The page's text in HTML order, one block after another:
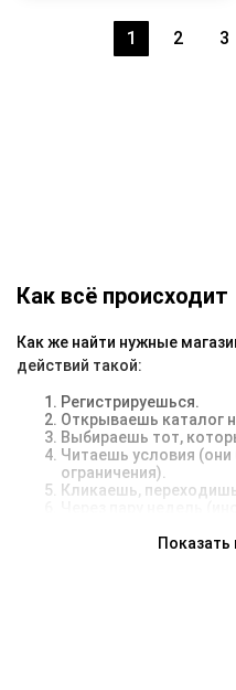
1 2 3
Как всё происходит
Как же найти нужные
действий такой:
Регистрируешься.
Открываешь каталог
Выбираешь тот,
Читаешь условия
ограничения).
Кликаешь,